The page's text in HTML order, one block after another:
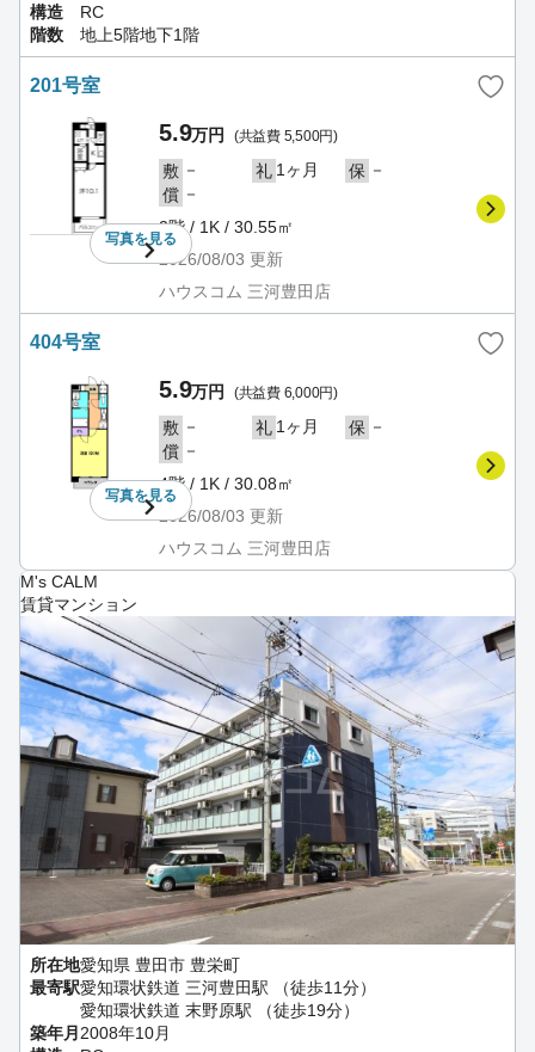
構造
RC
階数
地上5階地下1階
201号室
写真を見る
5.9万円 (共益費 5,500円)
敷 － 礼 1ヶ月 保 －
償 －
2階 / 1K / 30.55㎡
2026/08/03 更新
ハウスコム 三河豊田店
404号室
写真を見る
5.9万円 (共益費 6,000円)
敷 － 礼 1ヶ月 保 －
償 －
4階 / 1K / 30.08㎡
2026/08/03 更新
ハウスコム 三河豊田店
M's CALM
賃貸マンション
所在地愛知県 豊田市 豊栄町
最寄駅愛知環状鉄道 三河豊田駅 （徒歩11分）
愛知環状鉄道 末野原駅 （徒歩19分）
築年月 2008年10月